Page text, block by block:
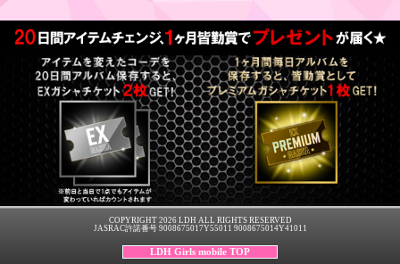
COPYRIGHT 2026 LDH ALL RIGHTS RESERVED
JASRAC許諾番号 9008675017Y55011 9008675014Y41011
LDH Girls mobile TOP